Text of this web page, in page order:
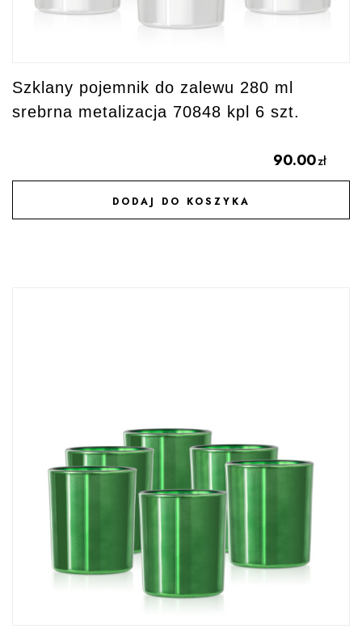
Szklany pojemnik do zalewu 280 ml
srebrna metalizacja 70848 kpl 6 szt.
90.00zł
DODAJ DO KOSZYKA
DODAJ DO ULUBIONYCH